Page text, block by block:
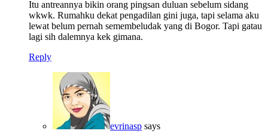
Itu antreannya bikin orang pingsan duluan sebelum sidang
wkwk. Rumahku dekat pengadilan gini juga, tapi selama aku
lewat belum pernah semembeludak yang di Bogor. Tapi gatau
lagi sih dalemnya kek gimana.
Reply
evrinasp says